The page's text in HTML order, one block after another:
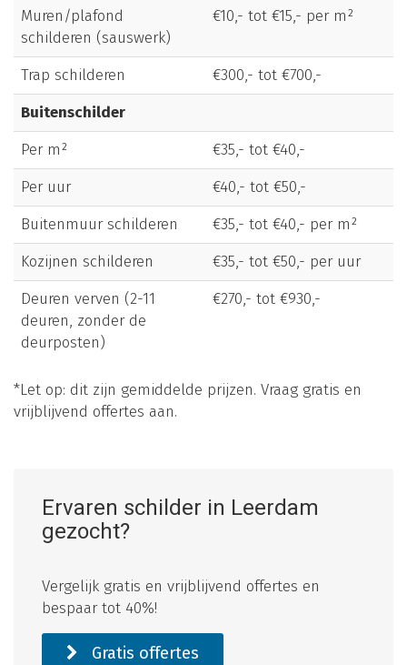
Muren/plafond
schilderen (sauswerk)
€10,- tot €15,- per m²
Trap schilderen
€300,- tot €700,-
Buitenschilder
Per m²
€35,- tot €40,-
Per uur
€40,- tot €50,-
Buitenmuur schilderen
€35,- tot €40,- per m²
Kozijnen schilderen
€35,- tot €50,- per uur
Deuren verven (2-11
deuren, zonder de
deurposten)
€270,- tot €930,-
*Let op: dit zijn gemiddelde prijzen. Vraag gratis en
vrijblijvend offertes aan.
Ervaren schilder in Leerdam
gezocht?
Vergelijk gratis en vrijblijvend offertes en
bespaar tot 40%!
Gratis offertes